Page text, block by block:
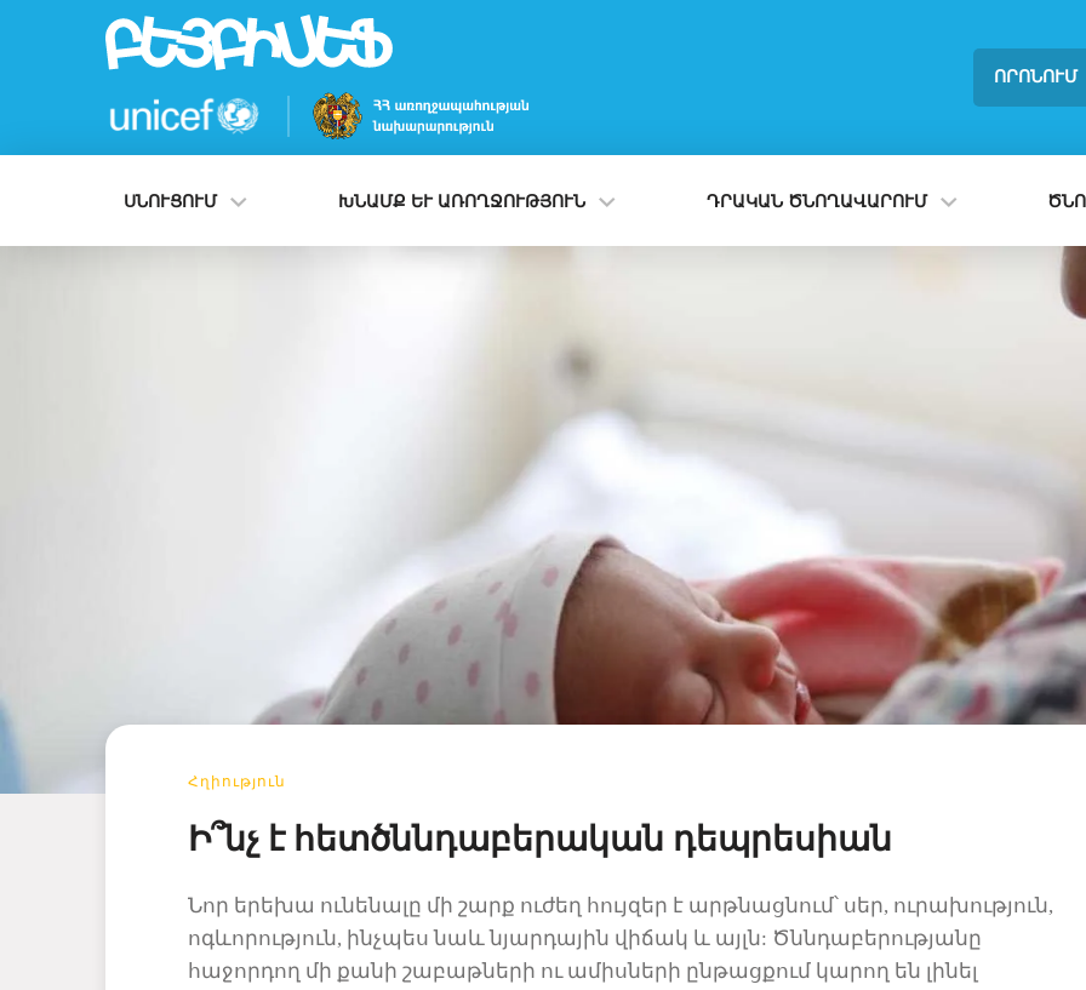
ՈՐՈՆՈՒՄ
ՍՆՈՒՑՈՒՄ ԽՆԱՄՔ ԵՒ ԱՌՈՂՋՈՒԹՅՈՒՆ ԴՐԱԿԱՆ ԾՆՈՂԱՎԱՐՈՒՄ
Հղիություն
Ի՞նչ է հետծննդաբերական դեպրեսիան
Նոր երեխա ունենալը մի շարք ուժեղ հույզեր է արթնացնում՝ սեր, ուրախություն,
ոգևորություն, ինչպես նաև նյարդային վիճակ և այլն: Ծննդաբերությանը
հաջորդող մի քանի շաբաթների ու ամիսների ընթացքում կարող են լինել